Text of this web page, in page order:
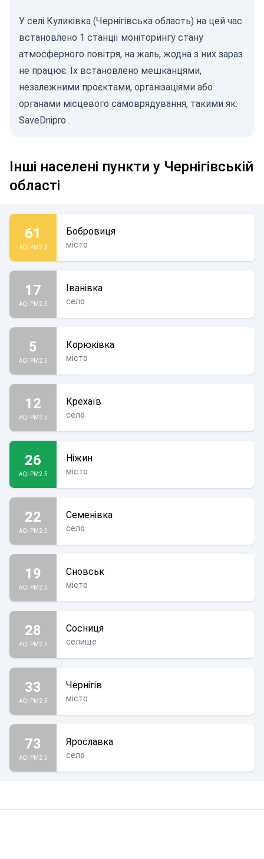
У селі Куликівка (Чернігівська область) на цей час
встановлено 1 станції моніторингу стану
атмосферного повітря, на жаль, жодна з них зараз
не працює. Їх встановлено мешканцями,
незалежними проєктами, організаціями або
органами місцевого самоврядування, такими як:
SaveDnipro .
Інші населені пункти у Чернігівській
області
61
AQI PM2.5
Бобровиця
місто
17
AQI PM2.5
Іванівка
село
5
AQI PM2.5
Корюківка
місто
12
AQI PM2.5
Крехаїв
село
26
AQI PM2.5
Ніжин
місто
22
AQI PM2.5
Семенівка
село
19
AQI PM2.5
Сновськ
місто
28
AQI PM2.5
Сосниця
селище
33
AQI PM2.5
Чернігів
місто
73
AQI PM2.5
Ярославка
село